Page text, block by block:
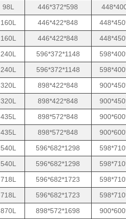
98L 446*372*598
160L 446*422*848
160L 446*422*848
240L 596*372*1148
240L 596*372*1148
320L 898*422*848
320L 898*422*848
435L 898*572*848
435L 898*572*848
540L 596*682*1298
540L 596*682*1298
718L 596*682*1723
718L 596*682*1723
870L 898*572*1698